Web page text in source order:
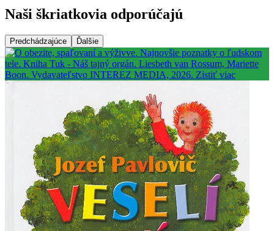
Naši škriatkovia odporúčajú
Predchádzajúce Ďalšie